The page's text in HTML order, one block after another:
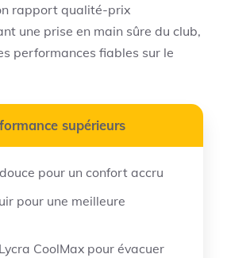
rapport qualité-prix
une prise en main sûre du club,
performances fiables sur le
supérieurs
pour un confort accru
pour une meilleure
CoolMax pour évacuer